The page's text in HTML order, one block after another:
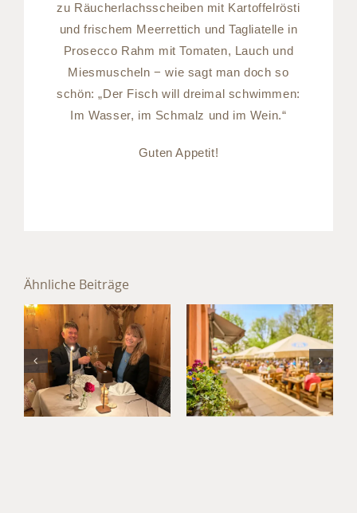
zu Räucherlachsscheiben mit Kartoffelrösti
und frischem Meerrettich und Tagliatelle in
Prosecco Rahm mit Tomaten, Lauch und
Miesmuscheln − wie sagt man doch so
schön: „Der Fisch will dreimal schwimmen:
Im Wasser, im Schmalz und im Wein.“
Guten Appetit!
Ähnliche Beiträge
Jahresabschluss
im Hotel
München
Umland
München
Süd: Kultur,
Kulinarik
und
Kurzurlaub
im